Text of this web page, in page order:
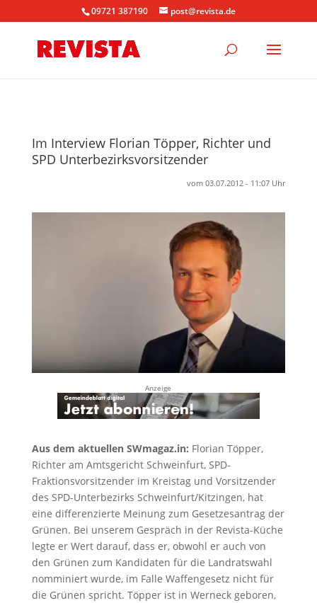
09721 387190 post@revista.de
Im Interview Florian Töpper, Richter und
SPD Unterbezirksvorsitzender
vom 03.07.2012 - 11:07 Uhr
Anzeige
Aus dem aktuellen SWmagaz.in: Florian Töpper,
Richter am Amtsgericht Schweinfurt, SPD-
Fraktionsvorsitzender im Kreistag und Vorsitzender
des SPD-Unterbezirks Schweinfurt/Kitzingen, hat
eine differenzierte Meinung zum Gesetzesantrag der
Grünen. Bei unserem Gespräch in der Revista-Küche
legte er Wert darauf, dass er, obwohl er auch von
den Grünen zum Kandidaten für die Landratswahl
nomminiert wurde, im Falle Waffengesetz nicht für
die Grünen spricht. Töpper ist in Werneck geboren,